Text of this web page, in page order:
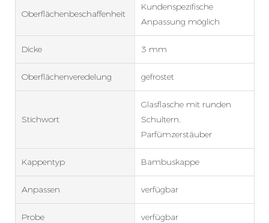
Oberflächenbeschaffenheit
Kundenspezifische
Anpassung möglich
Dicke 3 mm
Oberflächenveredelung gefrostet
Stichwort
Glasflasche mit runden
Schultern,
Parfümzerstäuber
Kappentyp Bambuskappe
Anpassen verfügbar
Probe verfügbar